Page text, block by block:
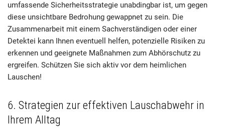
umfassende Sicherheitsstrategie unabdingbar ist, um gegen
diese unsichtbare Bedrohung gewappnet zu sein. Die
Zusammenarbeit mit einem Sachverständigen oder einer
Detektei kann Ihnen eventuell helfen, potenzielle Risiken zu
erkennen und geeignete Maßnahmen zum Abhörschutz zu
ergreifen. Schützen Sie sich aktiv vor dem heimlichen
Lauschen!
6. Strategien zur effektiven Lauschabwehr in
Ihrem Alltag